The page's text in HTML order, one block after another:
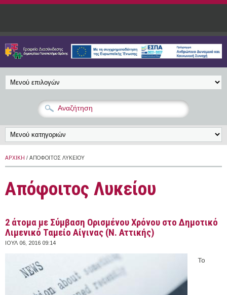
Παράκαμψη προς το κυρίως περιεχόμενο
ΑΡΧΙΚΉ / ΑΠΌΦΟΙΤΟΣ ΛΥΚΕΊΟΥ
Απόφοιτος Λυκείου
2 άτομα με Σύμβαση Ορισμένου Χρόνου στο Δημοτικό
Λιμενικό Ταμείο Αίγινας (Ν. Αττικής)
ΙΟΥΛ 06, 2016 09:14
Το